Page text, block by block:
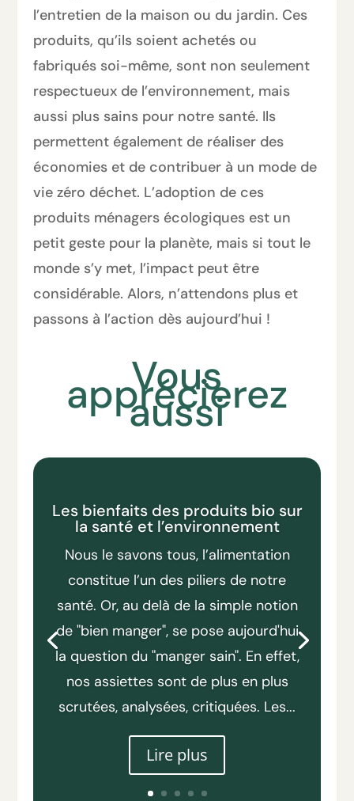
l’entretien de la maison ou du jardin. Ces
produits, qu’ils soient achetés ou
fabriqués soi-même, sont non seulement
respectueux de l’environnement, mais
aussi plus sains pour notre santé. Ils
permettent également de réaliser des
économies et de contribuer à un mode de
vie zéro déchet. L’adoption de ces
produits ménagers écologiques est un
petit geste pour la planète, mais si tout le
monde s’y met, l’impact peut être
considérable. Alors, n’attendons plus et
passons à l’action dès aujourd’hui !
Vous
apprécierez
aussi
Les bienfaits des produits bio sur
la santé et l’environnement
Nous le savons tous, l’alimentation
constitue l’un des piliers de notre
santé. Or, au delà de la simple notion
de "bien manger", se pose aujourd'hui
la question du "manger sain". En effet,
nos assiettes sont de plus en plus
scrutées, analysées, critiquées. Les...
Lire plus